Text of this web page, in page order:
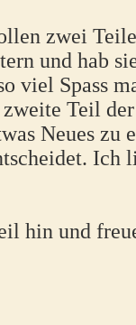
zwei
und hab
viel Spass
Teil
Neues zu
Ich
hin und